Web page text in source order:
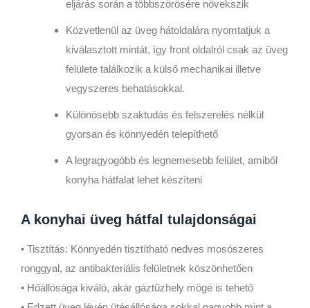
eljárás során a többszörösére növekszik
Közvetlenül az üveg hátoldalára nyomtatjuk a
kiválasztott mintát, így front oldalról csak az üveg
felülete találkozik a külső mechanikai illetve
vegyszeres behatásokkal.
Különösebb szaktudás és felszerelés nélkül
gyorsan és könnyedén telepíthető
A legragyogóbb és legnemesebb felület, amiből
konyha hátfalat lehet készíteni
A konyhai üveg hátfal tulajdonságai
• Tisztítás: Könnyedén tisztítható nedves mosószeres
ronggyal, az antibakteriális felületnek köszönhetően
• Hőállósága kiváló, akár gáztűzhely mögé is tehető